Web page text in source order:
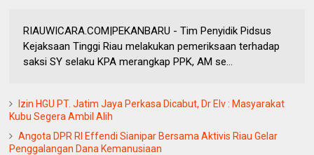
RIAUWICARA.COM|PEKANBARU - Tim Penyidik Pidsus
Kejaksaan Tinggi Riau melakukan pemeriksaan terhadap
saksi SY selaku KPA merangkap PPK, AM se...
Izin HGU PT. Jatim Jaya Perkasa Dicabut, Dr Elv : Masyarakat
Kubu Segera Ambil Alih
Angota DPR RI Effendi Sianipar Bersama Aktivis Riau Gelar
Penggalangan Dana Kemanusiaan